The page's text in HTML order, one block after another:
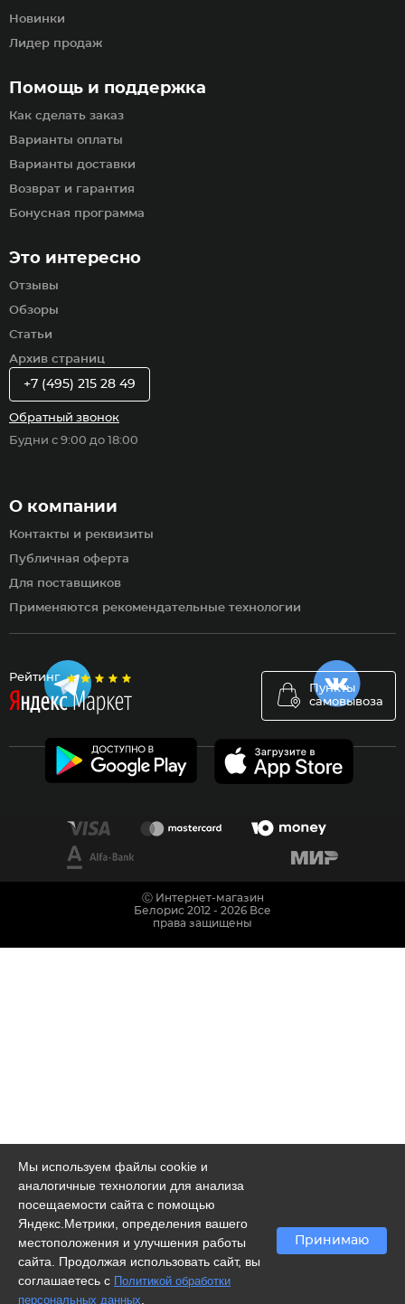
Рейтинг
Пункты
самовывоза
Помощь и поддержка
Как сделать заказ
Варианты оплаты
Варианты доставки
Возврат и гарантия
Бонусная программа
Новинки
Лидер продаж
Это интересно
Отзывы
Обзоры
Статьи
Архив страниц
О компании
Контакты и реквизиты
Публичная оферта
Для поставщиков
Применяются рекомендательные технологии
+7 (495) 215 28 49
Обратный звонок
Будни с 9:00 до 18:00
Мы используем файлы cookie и
аналогичные технологии для анализа
посещаемости сайта с помощью
Яндекс.Метрики, определения вашего
местоположения и улучшения работы
сайта. Продолжая использовать сайт, вы
соглашаетесь с Политикой обработки
персональных данных
Принимаю
Ⓒ Интернет-магазин
Белорис 2012 - 2026 Все
права защищены